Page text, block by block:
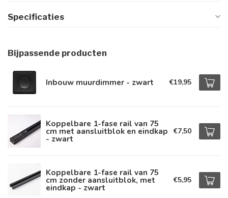
Specificaties
Bijpassende producten
Inbouw muurdimmer - zwart €19,95
Koppelbare 1-fase rail van 75
cm met aansluitblok en eindkap
- zwart
€7,50
Koppelbare 1-fase rail van 75
cm zonder aansluitblok, met
eindkap - zwart
€5,95